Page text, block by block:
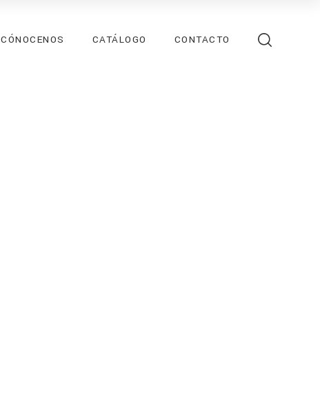
CÓNOCENOS CATÁLOGO CONTACTO